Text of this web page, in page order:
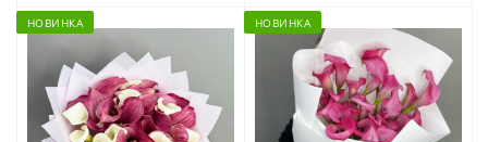
НОВИНКА НОВИНКА